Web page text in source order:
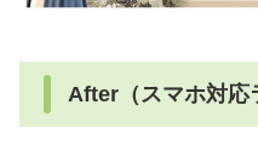
After（スマホ対応